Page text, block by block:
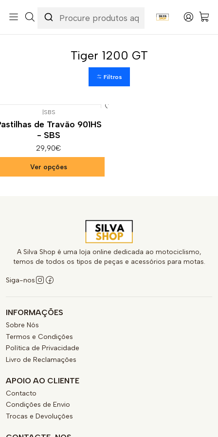
Suspensão & Travões
Pastilhas de Travão
Triumph
Tiger 1200 GT
Tiger 1200 GT
Filtros
|SBS
de Travão 901HS
- SBS
29,90€
Ver opções
A Silva Shop é uma loja online dedicada ao motociclismo,
temos de todos os tipos de peças e acessórios para motas.
Siga-nos
INFORMAÇÕES
Sobre Nós
Termos e Condições
Política de Privacidade
Livro de Reclamações
APOIO AO CLIENTE
Contacto
Condições de Envio
Trocas e Devoluções